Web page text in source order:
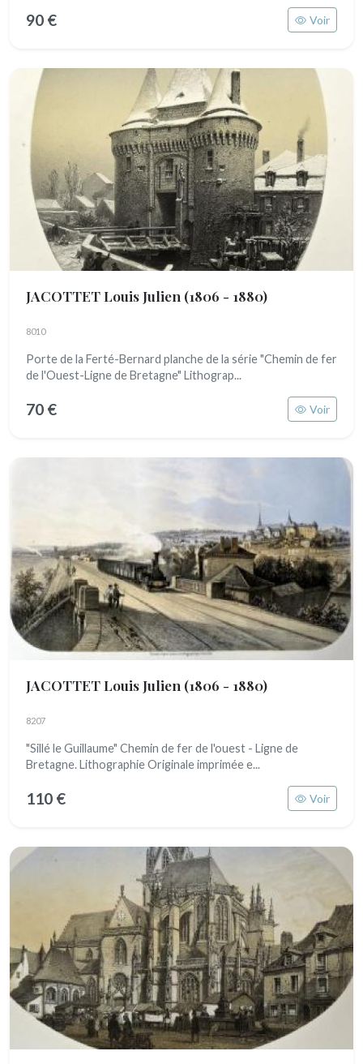
90 € Voir
JACOTTET Louis Julien (1806 - 1880)
8010
Porte de la Ferté-Bernard planche de la série "Chemin de fer
de l'Ouest-Ligne de Bretagne" Lithograp...
70 € Voir
JACOTTET Louis Julien (1806 - 1880)
8207
"Sillé le Guillaume" Chemin de fer de l'ouest - Ligne de
Bretagne. Lithographie Originale imprimée e...
110 € Voir